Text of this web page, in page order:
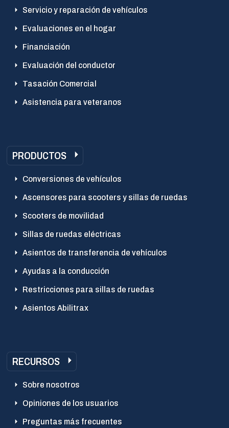
Servicio y reparación de vehículos
Evaluaciones en el hogar
Financiación
Evaluación del conductor
Tasación Comercial
Asistencia para veteranos
PRODUCTOS
Conversiones de vehículos
Ascensores para scooters y sillas de ruedas
Scooters de movilidad
Sillas de ruedas eléctricas
Asientos de transferencia de vehículos
Ayudas a la conducción
Restricciones para sillas de ruedas
Asientos Abilitrax
RECURSOS
Sobre nosotros
Opiniones de los usuarios
Preguntas más frecuentes